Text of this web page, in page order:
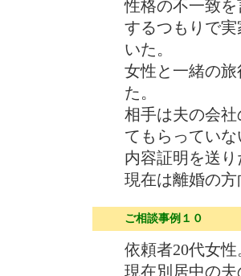
性格の不一致
するつもりで
いた。
女性と一緒の
た。
相手は夫の会
てもらっていな
内容証明を送
現在は離婚の
ご相談事例１０
依頼者20代女
現在別居中の